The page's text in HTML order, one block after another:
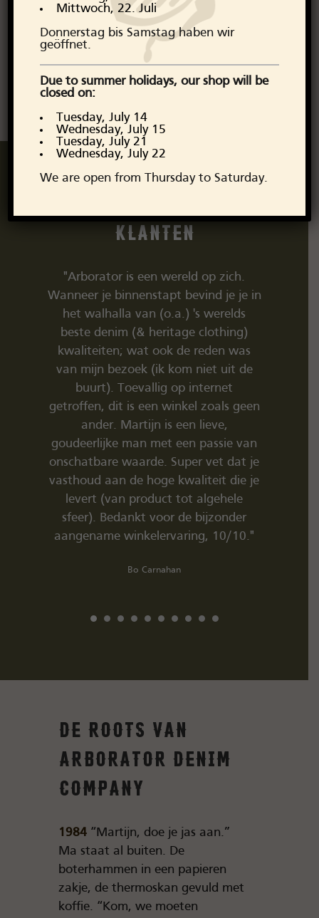
klanten
op zich.
bevind je je in
's werelds
clothing)
reden was
niet uit de
zoals geen
passie van
vet dat je
kwaliteit die je
algehele
de bijzonder
10/10."
"Hele leuke kleidingzaak met
authentieke spullen, ook nog in
Haarlem! Goeie kwaliteit , fair trade
en met een mooi verhaal. Dank voor
alle toelichting Martijn en de
cappuccino. Heb hier lederen
stonekoal Red Wings gekocht en
Tellason jeans (en meerdere dingen
;-)). Zal zeker niet de laatste aankoop
zijn:-)"
Ruben Hoff
De roots van
Arborator Denim
Company
1984“Martijn, doe je jas aan.”
Ma staat al buiten. De
boterhammen in een papieren
zakje, de thermoskan gevuld met
koffie. “Kom, we moeten
Mittwoch, 22. Juli
Donnerstag bis Samstag haben wir
geöffnet.
Due to summer holidays, our shop will be
closed on:
Tuesday, July 14
Wednesday, July 15
Tuesday, July 21
Wednesday, July 22
We are open from Thursday to Saturday.